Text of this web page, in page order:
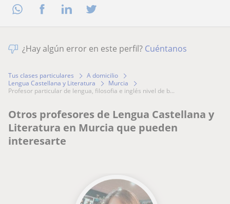
¿Hay algún error en este perfil? Cuéntanos
Tus clases particulares
A domicilio
Lengua Castellana y Literatura
Murcia
profesor particular de lengua, filosofia e inglés nivel de b...
Otros profesores de Lengua Castellana y
Literatura en Murcia que pueden
interesarte